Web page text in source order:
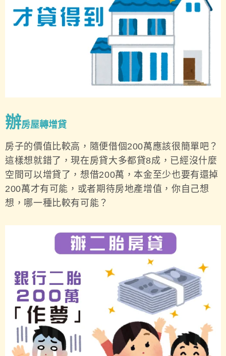
辦房屋轉增貸
房子的價值比較高，隨便借個200萬應該很簡單吧？
這樣想就錯了，現在房貸大多都貸8成，已經沒什麼
空間可以增貸了，想借200萬，本金至少也要有還掉
200萬才有可能，或者期待房地產增值，你自己想
想，哪一種比較有可能？